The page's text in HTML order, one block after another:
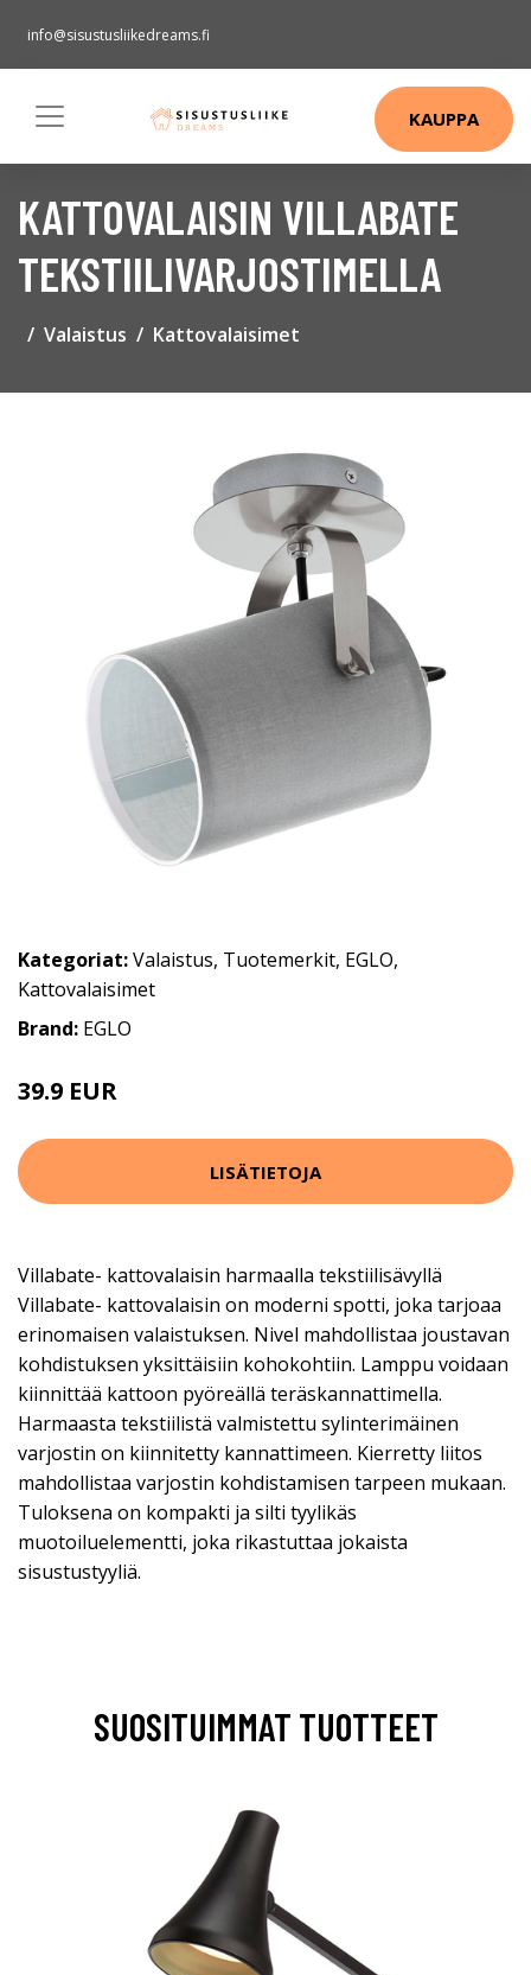
info@sisustusliikedreams.fi
KAUPPA
KATTOVALAISIN VILLABATE
TEKSTIILIVARJOSTIMELLA
Valaistus Kattovalaisimet
Kategoriat:Valaistus, Tuotemerkit, EGLO,
Kattovalaisimet
Brand: EGLO
39.9 EUR
LISÄTIETOJA
Villabate- kattovalaisin harmaalla tekstiilisävyllä
Villabate- kattovalaisin on moderni spotti, joka tarjoaa
erinomaisen valaistuksen. Nivel mahdollistaa joustavan
kohdistuksen yksittäisiin kohokohtiin. Lamppu voidaan
kiinnittää kattoon pyöreällä teräskannattimella.
Harmaasta tekstiilistä valmistettu sylinterimäinen
varjostin on kiinnitetty kannattimeen. Kierretty liitos
mahdollistaa varjostin kohdistamisen tarpeen mukaan.
Tuloksena on kompakti ja silti tyylikäs
muotoiluelementti, joka rikastuttaa jokaista
sisustustyyliä.
SUOSITUIMMAT TUOTTEET